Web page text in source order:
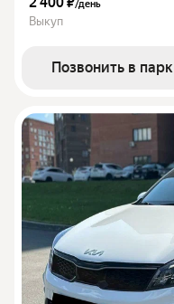
/день
Выкуп
Позвонить в парк